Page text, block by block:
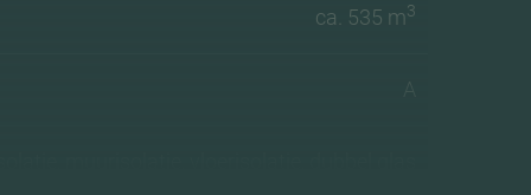
ca. 535 m3